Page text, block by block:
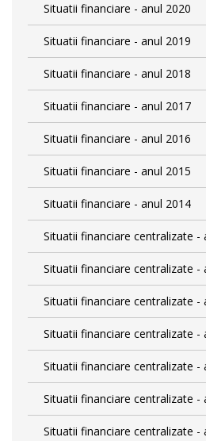
Situatii financiare - anul 2020
Situatii financiare - anul 2019
Situatii financiare - anul 2018
Situatii financiare - anul 2017
Situatii financiare - anul 2016
Situatii financiare - anul 2015
Situatii financiare - anul 2014
Situatii financiare centralizate -
Situatii financiare centralizate -
Situatii financiare centralizate -
Situatii financiare centralizate -
Situatii financiare centralizate -
Situatii financiare centralizate -
Situatii financiare centralizate -